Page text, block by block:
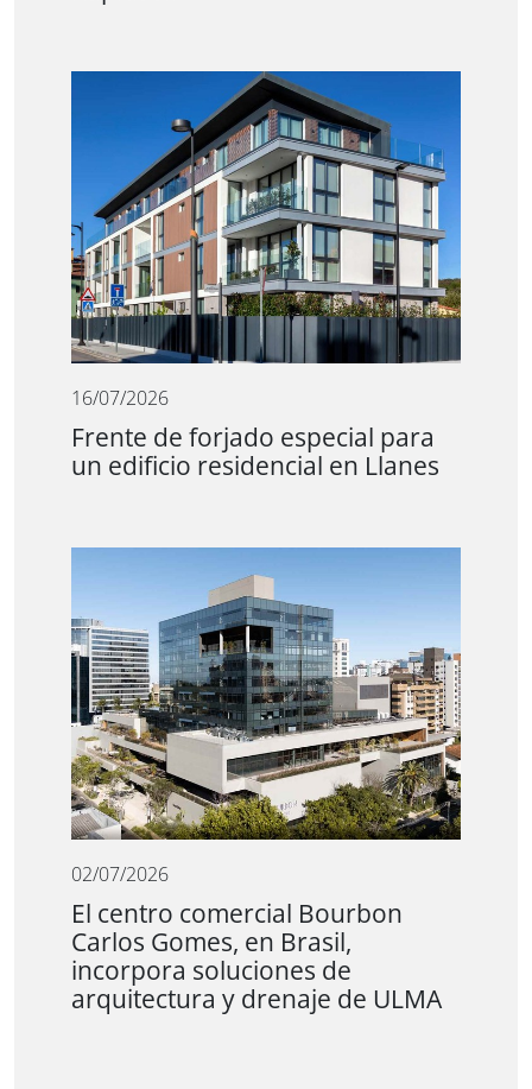
16/07/2026
Frente de forjado especial para
un edificio residencial en Llanes
02/07/2026
El centro comercial Bourbon
Carlos Gomes, en Brasil,
incorpora soluciones de
arquitectura y drenaje de ULMA